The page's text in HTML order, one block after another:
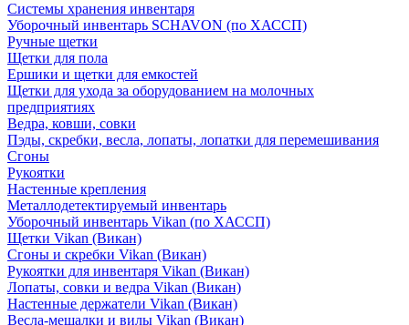
Системы хранения инвентаря
Уборочный инвентарь SCHAVON (по ХАССП)
Ручные щетки
Щетки для пола
Ершики и щетки для емкостей
Щетки для ухода за оборудованием на молочных
предприятиях
Ведра, ковши, совки
Пэды, скребки, весла, лопаты, лопатки для перемешивания
Сгоны
Рукоятки
Настенные крепления
Металлодетектируемый инвентарь
Уборочный инвентарь Vikan (по ХАССП)
Щетки Vikan (Викан)
Сгоны и скребки Vikan (Викан)
Рукоятки для инвентаря Vikan (Викан)
Лопаты, совки и ведра Vikan (Викан)
Настенные держатели Vikan (Викан)
Весла-мешалки и вилы Vikan (Викан)